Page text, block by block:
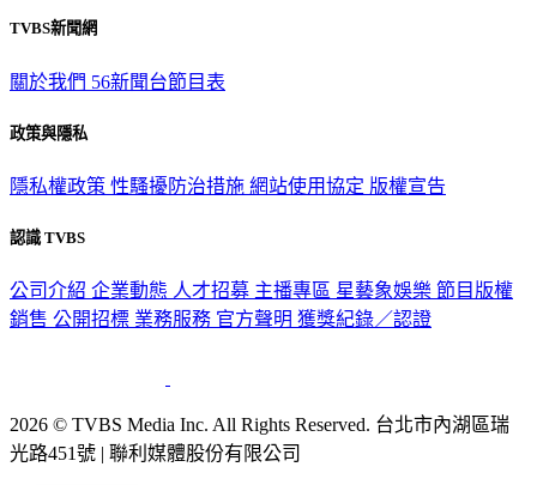
TVBS新聞網
關於我們 56新聞台節目表
政策與隱私
隱私權政策 性騷擾防治措施 網站使用協定 版權宣告
認識 TVBS
公司介紹 企業動態 人才招募 主播專區 星藝象娛樂 節目版權
銷售 公開招標 業務服務 官方聲明 獲獎紀錄／認證
2026 © TVBS Media Inc. All Rights Reserved. 台北市內湖區瑞
光路451號 | 聯利媒體股份有限公司